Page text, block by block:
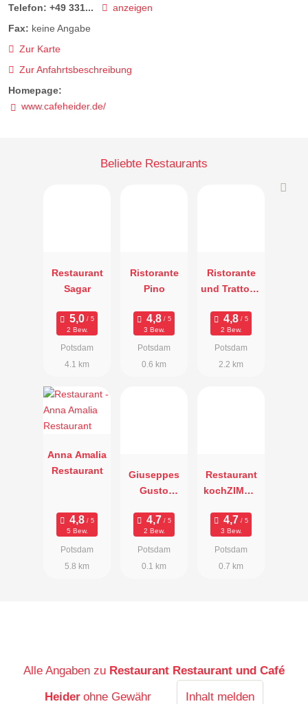
Telefon: +49 331...
anzeigen
Fax: keine Angabe
Zur Karte
Zur Anfahrtsbeschreibung
Homepage:
www.cafeheider.de/
Beliebte Restaurants
Restaurant
Sagar
2 Bew.
Potsdam
4.1 km
Ristorante
Pino
3 Bew.
Potsdam
0.6 km
Ristorante
und Trattoria
2 Bew.
Potsdam
2.2 km
Anna Amalia
Restaurant
5 Bew.
Potsdam
5.8 km
Giuseppes
Gusto
2 Bew.
Potsdam
0.1 km
Restaurant
kochZIMME
3 Bew.
Potsdam
0.7 km
Alle Angaben zu Restaurant Restaurant und Café
Heider ohne Gewähr Inhalt melden